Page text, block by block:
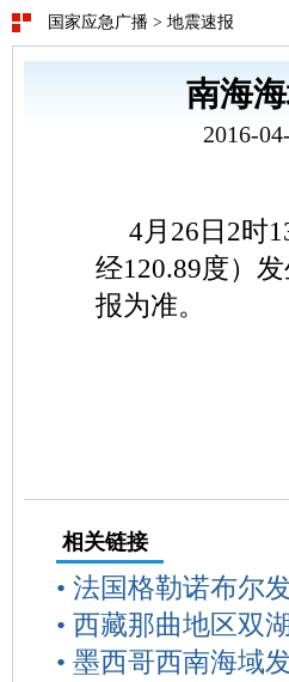
国家应急广播 > 地震速报
南海
2016-
4月26日2时
经120.89度）
报为准。
相关链接
• 法国格勒诺布尔
• 西藏那曲地区双
• 墨西哥西南海域